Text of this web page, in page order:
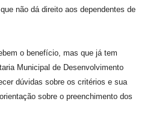
não dá direito aos dependentes de
o benefício, mas que já tem
Municipal de Desenvolvimento
dúvidas sobre os critérios e sua
sobre o preenchimento dos